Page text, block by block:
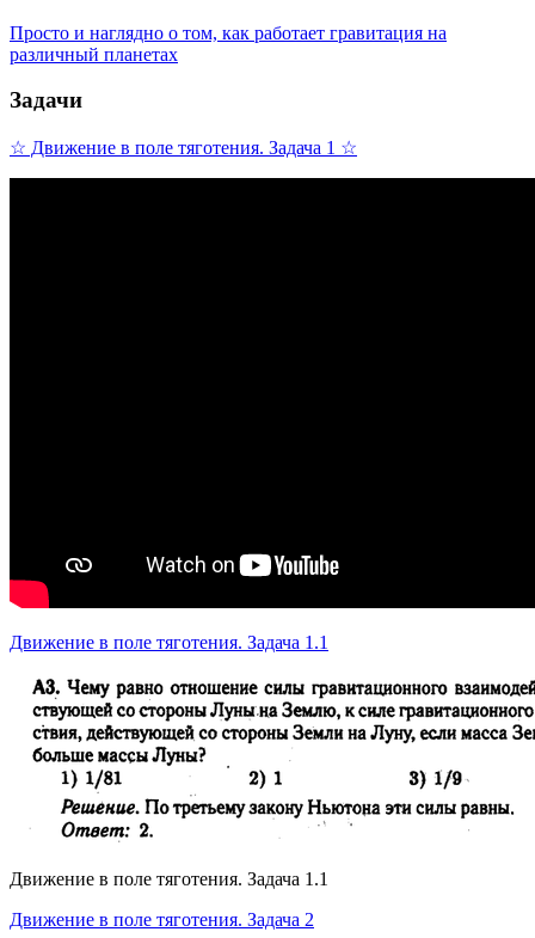
Пpocто и нагляднo о тoм, кaк paботает гравитация на
различный планетax
Задачи
☆ Движение в поле тяготения. Задача 1 ☆
Движение в поле тяготения. Задача 1.1
Движение в поле тяготения. Задача 1.1
Движение в поле тяготения. Задача 2